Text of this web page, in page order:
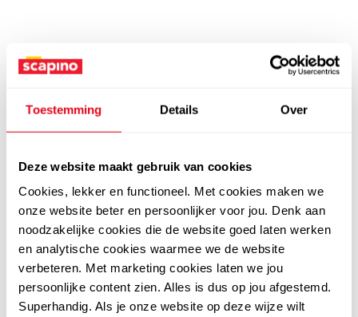
Toestemming Details Over
Deze website maakt gebruik van cookies
Cookies, lekker en functioneel. Met cookies maken we
onze website beter en persoonlijker voor jou. Denk aan
noodzakelijke cookies die de website goed laten werken
en analytische cookies waarmee we de website
verbeteren. Met marketing cookies laten we jou
persoonlijke content zien. Alles is dus op jou afgestemd.
Superhandig. Als je onze website op deze wijze wilt